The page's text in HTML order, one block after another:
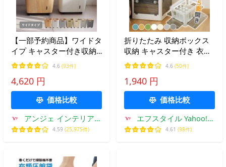
【一部予約商品】ワイドタ
イプ キャスター付き収納
一時置き バッグ ランドセ
ル置き場 収納ボックス ラ
ンドセル置き bon
moment ボンモマン
4.6 (93件)
4,620 円
価格比較
アンジェ インテリア雑
貨
4.59 (25,975件)
折りたたみ 収納ボックス
収納 キャスター付き 衣類
ケース S 27L ふた付き 可
愛い 透明 プラスチック 大
きい 重なる 押し入れ 組立
簡単 コンテナ
4.6 (50件)
1,940 円
価格比較
エフスタイル Yahoo!シ
ョッピング店
4.61 (98件)